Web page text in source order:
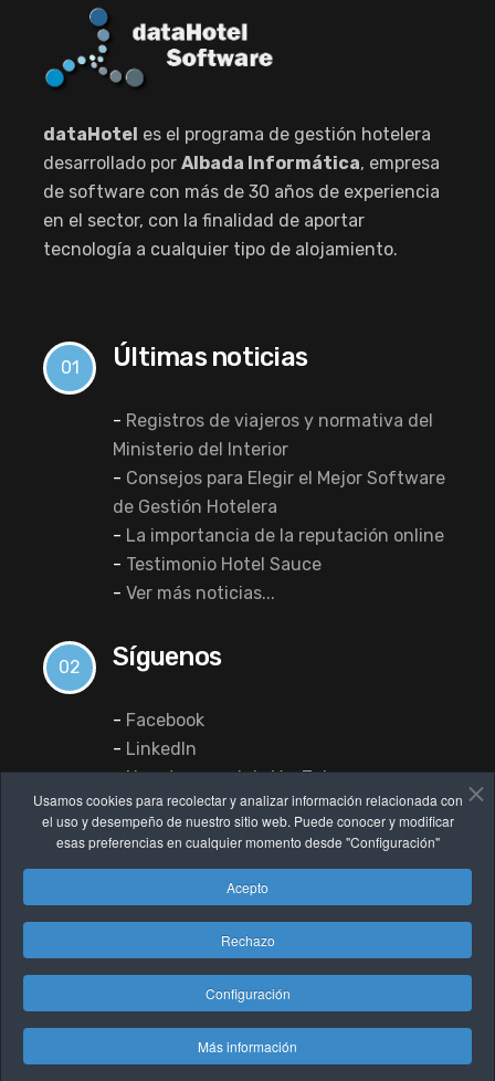
Usamos cookies para recolectar y analizar información relacionada con
el uso y desempeño de nuestro sitio web. Puede conocer y modificar
esas preferencias en cualquier momento desde "Configuración"
Acepto
Rechazo
Configuración
Más información
dataHotel es el programa de gestión hotelera
desarrollado por Albada Informática, empresa
de software con más de 30 años de experiencia
en el sector, con la finalidad de aportar
tecnología a cualquier tipo de alojamiento.
01 Últimas noticias
- Registros de viajeros y normativa del
Ministerio del Interior
- Consejos para Elegir el Mejor Software
de Gestión Hotelera
- La importancia de la reputación online
- Testimonio Hotel Sauce
- Ver más noticias...
02 Síguenos
- Facebook
- LinkedIn
-Nuestro canal de YouTube
© 2022 dataHotel Software. Diseñada por
albadaNet
Aviso Legal